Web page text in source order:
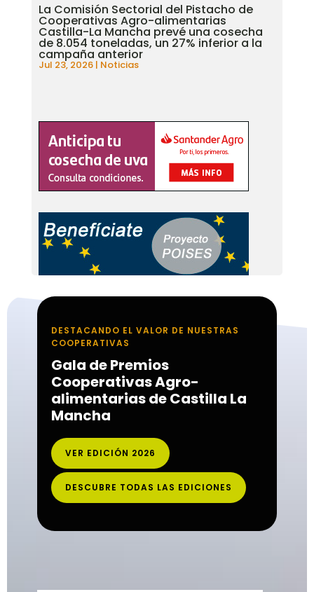
La Comisión Sectorial del Pistacho de
Cooperativas Agro-alimentarias
Castilla-La Mancha prevé una cosecha
de 8.054 toneladas, un 27% inferior a la
campaña anterior
Jul 23, 2026| Noticias
DESTACANDO EL VALOR DE NUESTRAS
COOPERATIVAS
Gala de Premios
Cooperativas Agro-
alimentarias de Castilla La
Mancha
VER EDICIÓN 2026
DESCUBRE TODAS LAS EDICIONES